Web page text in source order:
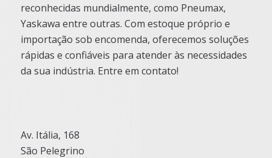
reconhecidas mundialmente, como Pneumax,
Yaskawa entre outras. Com estoque próprio e
importação sob encomenda, oferecemos soluções
rápidas e confiáveis para atender às necessidades
da sua indústria. Entre em contato!
Av. Itália, 168
São Pelegrino